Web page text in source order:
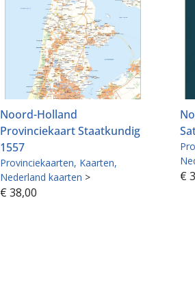
Noord-Holland
Provinciekaart Staatkundig
1557
Provinciekaarten Kaarten
Nederland kaarten >
€ 38,00
€